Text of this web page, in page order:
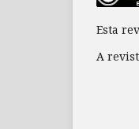
Esta
A